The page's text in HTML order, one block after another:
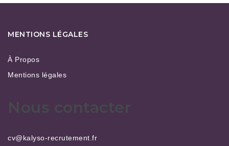
MENTIONS LÉGALES
À Propos
Mentions légales
Nous contacter
cv@kalyso-recrutement.fr